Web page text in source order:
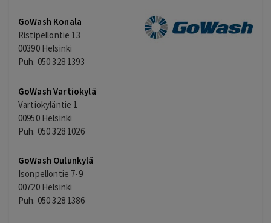
GoWash Konala
Ristipellontie 13
00390 Helsinki
Puh. 050 328 1393
GoWash Vartiokylä
Vartiokyläntie 1
00950 Helsinki
Puh. 050 328 1026
GoWash Oulunkylä
Isonpellontie 7-9
00720 Helsinki
Puh. 050 328 1386